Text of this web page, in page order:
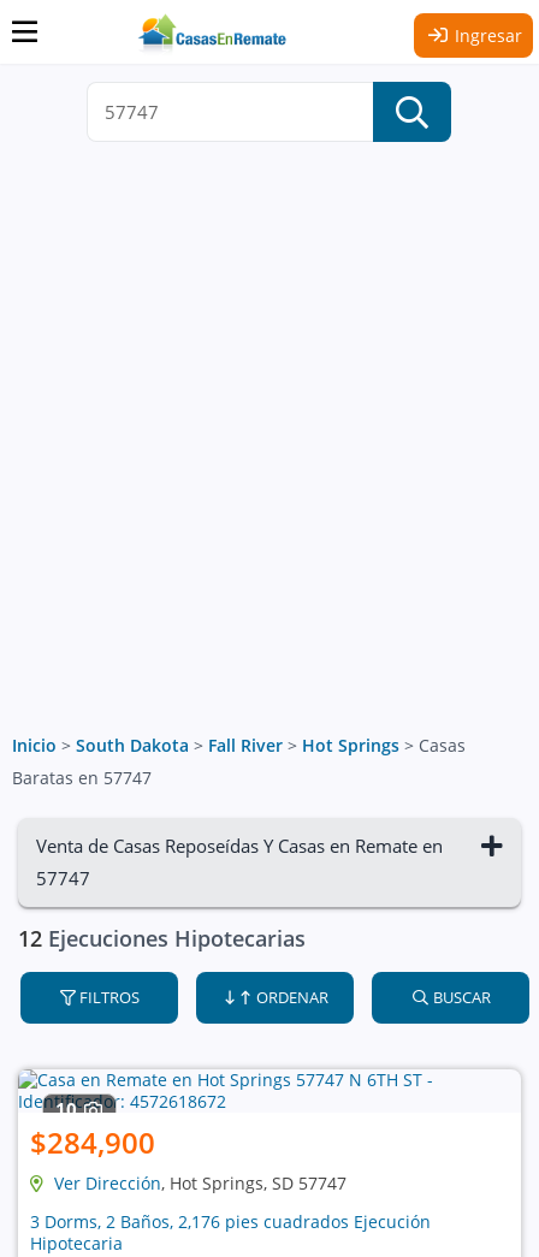
Ingresar
Inicio > South Dakota > Fall River > Hot Springs > Casas
Baratas en 57747
Venta de Casas Reposeídas Y Casas en Remate en
57747
12 Ejecuciones Hipotecarias
FILTROS ORDENAR BUSCAR
10
$284,900
Ver Dirección, Hot Springs, SD 57747
3 Dorms, 2 Baños, 2,176 pies cuadrados Ejecución
Hipotecaria